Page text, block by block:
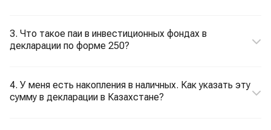
3. Что такое паи в инвестиционных фондах в
декларации по форме 250?
4. У меня есть накопления в наличных. Как указать эту
сумму в декларации в Казахстане?